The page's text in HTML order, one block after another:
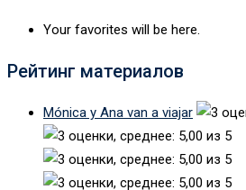
Your favorites will be here.
Рейтинг материалов
Mónica y Ana van a viajar